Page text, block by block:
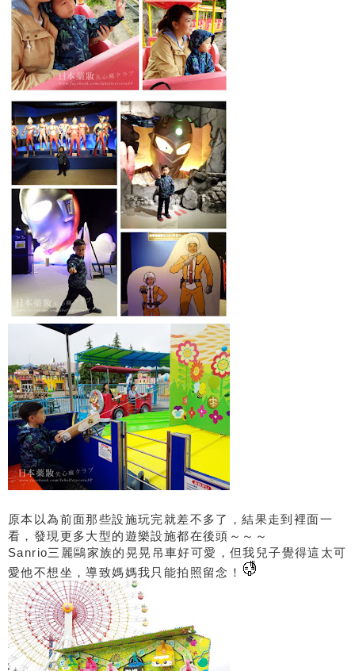
原本以為前面那些設施玩完就差不多了，結果走到裡面一
看，發現更多大型的遊樂設施都在後頭～～～
Sanrio三麗鷗家族的晃晃吊車好可愛，但我兒子覺得這太可
愛他不想坐，導致媽媽我只能拍照留念！